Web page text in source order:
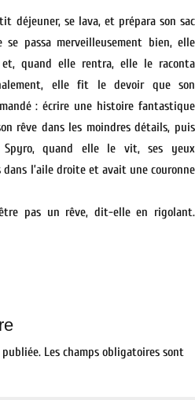
déjeuner, se lava, et prépara son sac
passa merveilleusement bien, elle
quand elle rentra, elle le raconta
elle fit le devoir que son
: écrire une histoire fantastique
rêve dans les moindres détails, puis
Spyro, quand elle le vit, ses yeux
l’aile droite et avait une couronne
pas un rêve, dit-elle en rigolant.
publiée. Les champs obligatoires sont